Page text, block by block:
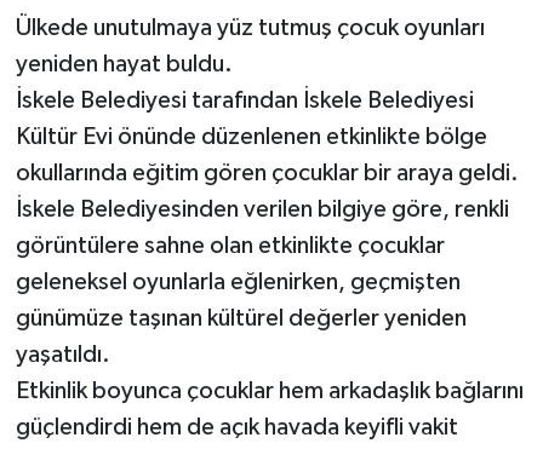
başvurdu
Ülkede unutulmaya yüz tutmuş çocuk oyunları
yeniden hayat buldu.
İskele Belediyesi tarafından İskele Belediyesi
Kültür Evi önünde düzenlenen etkinlikte bölge
okullarında eğitim gören çocuklar bir araya geldi.
İskele Belediyesinden verilen bilgiye göre, renkli
görüntülere sahne olan etkinlikte çocuklar
geleneksel oyunlarla eğlenirken, geçmişten
günümüze taşınan kültürel değerler yeniden
yaşatıldı.
Etkinlik boyunca çocuklar hem arkadaşlık bağlarını
güçlendirdi hem de açık havada keyifli vakit